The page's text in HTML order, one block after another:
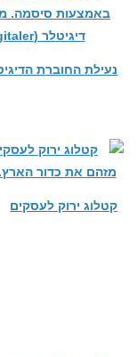
נעילת החוברת
קטלוג ירוק לעסקים